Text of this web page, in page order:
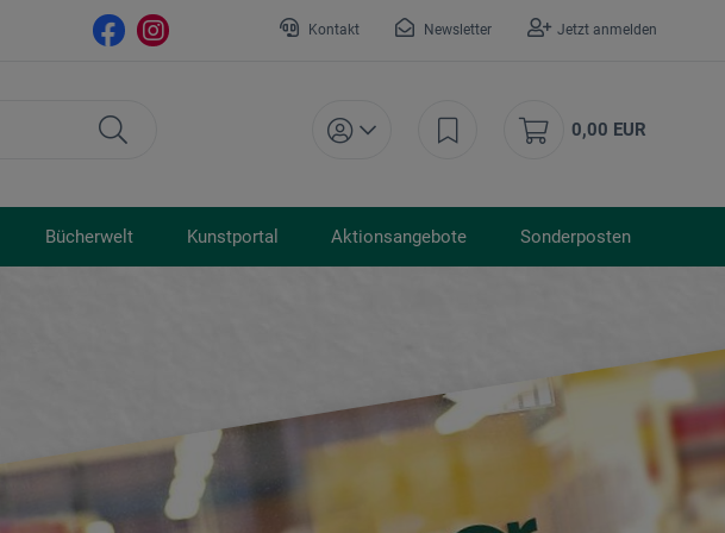
Kontakt Newsletter Jetzt anmelden
0,00 EUR
Bücherwelt Kunstportal Aktionsangebote Sonderposten